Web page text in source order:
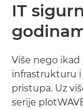
IT
Više nego
infrastrukturu
pristupa. Uz
serije